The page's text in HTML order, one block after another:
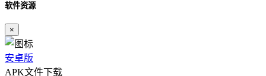
软件资源
×
安卓版
APK文件下载